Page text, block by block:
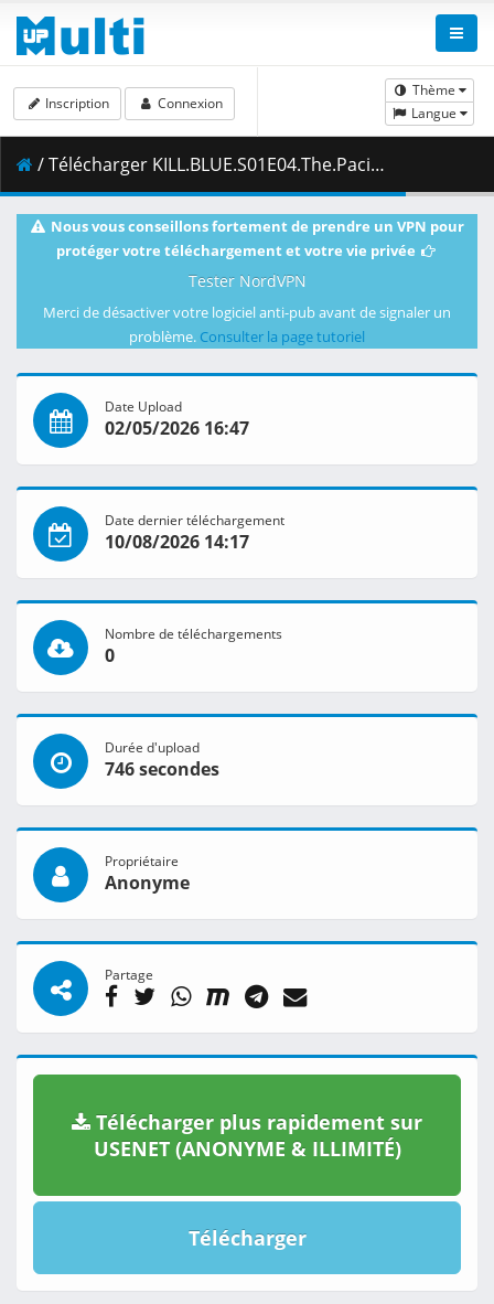
Thème
Langue
Inscription Connexion
/ Télécharger KILL.BLUE.S01E04.The.Pacifier.Duel.1080p.NF.WEB-DL.JPN.AAC2.0.H.264.MSubs-ToonsHub.mkv.001 ( 431.73 MB )
Nous vous conseillons fortement de prendre un VPN pour
protéger votre téléchargement et votre vie privée
Tester NordVPN
Merci de désactiver votre logiciel anti-pub avant de signaler un
problème. Consulter la page tutoriel
Date Upload
02/05/2026 16:47
Date dernier téléchargement
10/08/2026 14:17
Nombre de téléchargements
0
Durée d'upload
746 secondes
Propriétaire
Anonyme
Partage
Télécharger plus rapidement sur
USENET (ANONYME & ILLIMITÉ)
Télécharger